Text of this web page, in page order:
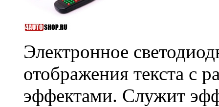
Электронное
отображения текста с
эффектами. Служит